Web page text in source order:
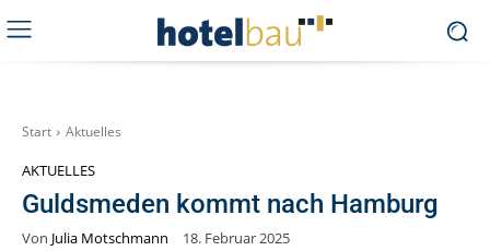
Start Aktuelles
AKTUELLES
Guldsmeden kommt nach Hamburg
Von Julia Motschmann 18. Februar 2025